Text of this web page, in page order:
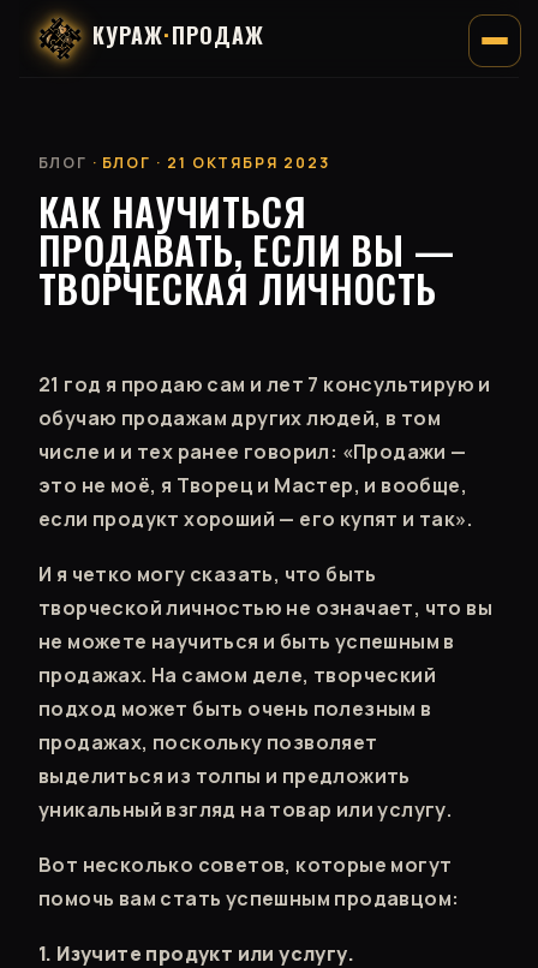
КУРАЖ·ПРОДАЖ
БЛОГ · БЛОГ · 21 ОКТЯБРЯ 2023
КАК НАУЧИТЬСЯ
ПРОДАВАТЬ, ЕСЛИ ВЫ —
ТВОРЧЕСКАЯ ЛИЧНОСТЬ
21 год я продаю сам и лет 7 консультирую и
обучаю продажам других людей, в том
числе и и тех ранее говорил: «Продажи —
это не моё, я Творец и Мастер, и вообще,
если продукт хороший — его купят и так».
И я четко могу сказать, что быть
творческой личностью не означает, что вы
не можете научиться и быть успешным в
продажах. На самом деле, творческий
подход может быть очень полезным в
продажах, поскольку позволяет
выделиться из толпы и предложить
уникальный взгляд на товар или услугу.
Вот несколько советов, которые могут
помочь вам стать успешным продавцом:
1. Изучите продукт или услугу.